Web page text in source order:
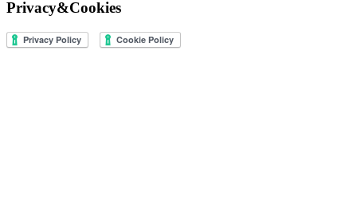
Privacy&Cookies